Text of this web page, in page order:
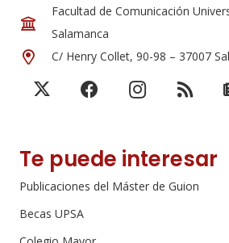
Facultad de Comunicación
Salamanca
C/ Henry Collet, 90-98 – 37007
Te puede interesar
Publicaciones del Máster de Guion
Becas UPSA